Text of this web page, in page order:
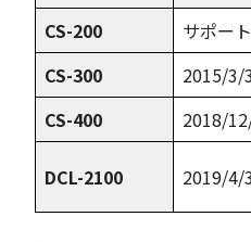
CS-200
サポー
CS-300
2015/3/
CS-400
2018/
DCL-2100 2019/4/